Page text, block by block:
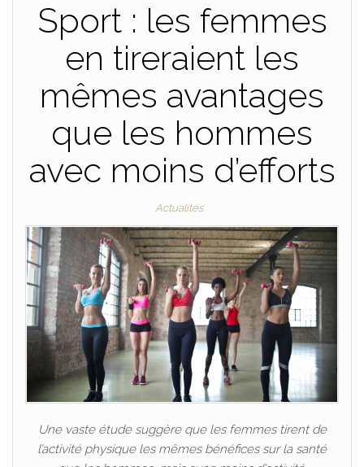
Sport : les femmes
en tireraient les
mêmes avantages
que les hommes
avec moins d’efforts
Actualités
Une vaste étude suggère que les femmes tirent de
l’activité physique les mêmes bénéfices sur la santé